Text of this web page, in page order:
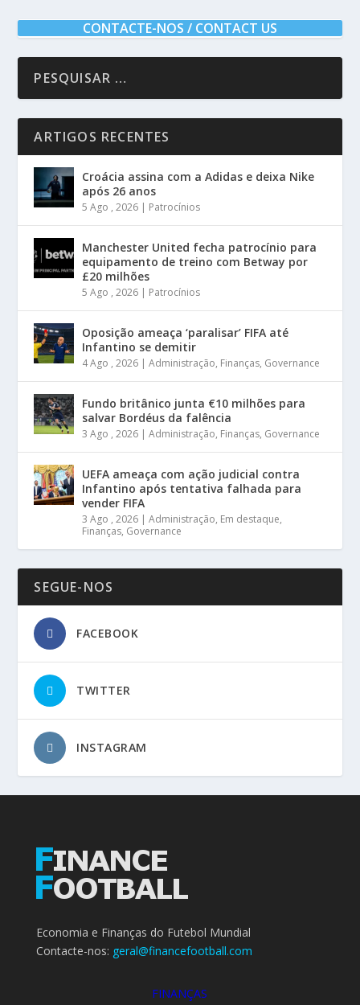
CONTACTE-NOS / CONTACT US
ARTIGOS RECENTES
Croácia assina com a Adidas e deixa Nike
após 26 anos
5 Ago , 2026 | Patrocínios
Manchester United fecha patrocínio para
equipamento de treino com Betway por
£20 milhões
5 Ago , 2026 | Patrocínios
Oposição ameaça ‘paralisar’ FIFA até
Infantino se demitir
4 Ago , 2026 |Administração, Finanças, Governance
Fundo britânico junta €10 milhões para
salvar Bordéus da falência
3 Ago , 2026 |Administração, Finanças, Governance
UEFA ameaça com ação judicial contra
Infantino após tentativa falhada para
vender FIFA
3 Ago , 2026 |Administração, Em destaque,
Finanças, Governance
SEGUE-NOS
FACEBOOK
TWITTER
INSTAGRAM
Economia e Finanças do Futebol Mundial
Contacte-nos: geral@financefootball.com
FINANÇAS